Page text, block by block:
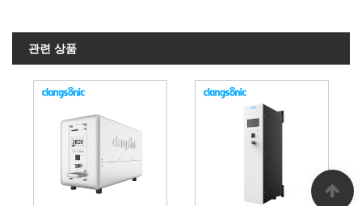
관련 상품